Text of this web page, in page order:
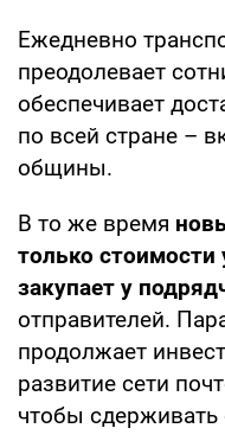
Ежедневно
преодолевает
обеспечивает
по всей стране –
общины.
В то же время
только стоимости
закупает у
отправителей.
продолжает
развитие сети
чтобы